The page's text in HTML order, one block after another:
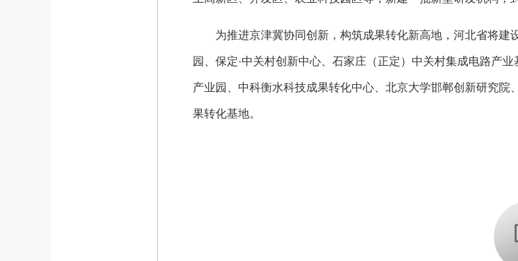
为推进京津冀协同创新，构筑成果转化新高地， 河北省将建
园、保定·中关村创新中心、石家庄（正定）中关村集成电路产
产业园、中科衡水科技成果转化中心、北京大学邯郸创新研究
果转化基地。